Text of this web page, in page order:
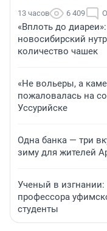
13 часов 6 409
«Вплоть до
новосибирский
количество чашек
«Не вольеры, а
пожаловалась на
Уссурийске
Одна банка — три
зиму для жителей
Ученый в изгнании:
профессора
студенты